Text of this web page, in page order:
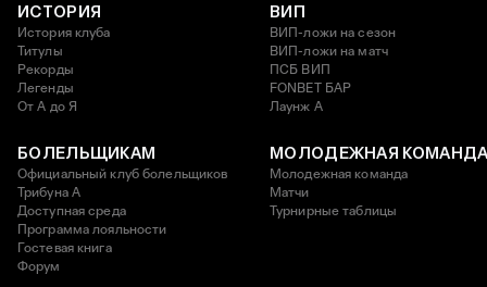
ИСТОРИЯ
История клуба
Титулы
Рекорды
Легенды
От А до Я
ВИП
ВИП-ложи на сезон
ВИП-ложи на матч
ПСБ ВИП
FONBET БАР
Лаунж A
БОЛЕЛЬЩИКАМ
Официальный клуб болельщиков
Трибуна А
Доступная среда
Программа лояльности
Гостевая книга
Форум
МОЛОДЕЖНАЯ
Молодежная команда
Матчи
Турнирные таблицы